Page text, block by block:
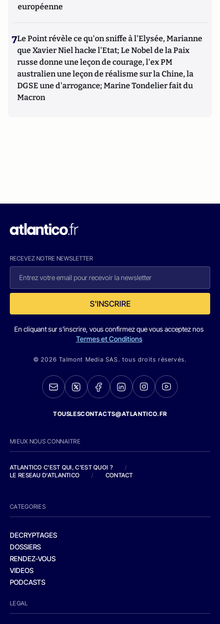
européenne
7Le Point révèle ce qu'on sniffe à l'Elysée, Marianne
que Xavier Niel hacke l'Etat; Le Nobel de la Paix
russe donne une leçon de courage, l'ex PM
australien une leçon de réalisme sur la Chine, la
DGSE une d'arrogance; Marine Tondelier fait du
Macron
RECEVEZ NOTRE NEWSLETTER
S'INSCRIRE
En cliquant sur s'inscrire, vous confirmez que vous acceptez nos
Termes et Conditions
© 2026 Talmont Media SAS. tous droits réservés.
TOUSLESCONTACTS@ATLANTICO.FR
MIEUX NOUS CONNAITRE
ATLANTICO C'EST QUI, C'EST QUOI ?
/
LE RESEAU D'ATLANTICO
/ CONTACT
CATEGORIES
DECRYPTAGES
DOSSIERS
RENDEZ-VOUS
VIDEOS
PODCASTS
LEGAL